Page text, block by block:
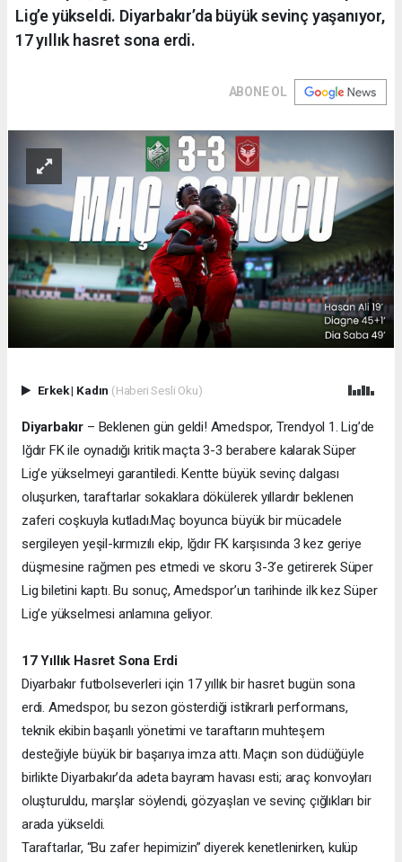
Lig’e yükseldi. Diyarbakır’da büyük sevinç yaşanıyor,
17 yıllık hasret sona erdi.
ABONE OL
Erkek| Kadın (Haberi Sesli Oku)
Diyarbakır – Beklenen gün geldi! Amedspor, Trendyol 1. Lig’de
Iğdır FK ile oynadığı kritik maçta 3-3 berabere kalarak Süper
Lig’e yükselmeyi garantiledi. Kentte büyük sevinç dalgası
oluşurken, taraftarlar sokaklara dökülerek yıllardır beklenen
zaferi coşkuyla kutladı.Maç boyunca büyük bir mücadele
sergileyen yeşil-kırmızılı ekip, Iğdır FK karşısında 3 kez geriye
düşmesine rağmen pes etmedi ve skoru 3-3’e getirerek Süper
Lig biletini kaptı. Bu sonuç, Amedspor’un tarihinde ilk kez Süper
Lig’e yükselmesi anlamına geliyor.
17 Yıllık Hasret Sona Erdi
Diyarbakır futbolseverleri için 17 yıllık bir hasret bugün sona
erdi. Amedspor, bu sezon gösterdiği istikrarlı performans,
teknik ekibin başarılı yönetimi ve taraftarın muhteşem
desteğiyle büyük bir başarıya imza attı. Maçın son düdüğüyle
birlikte Diyarbakır’da adeta bayram havası esti; araç konvoyları
oluşturuldu, marşlar söylendi, gözyaşları ve sevinç çığlıkları bir
arada yükseldi.
Taraftarlar, “Bu zafer hepimizin” diyerek kenetlenirken, kulüp